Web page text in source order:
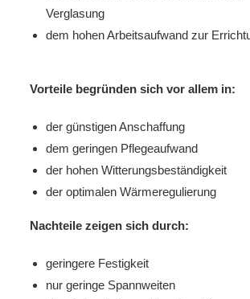
Verglasung
dem hohen Arbeitsaufwand zur
Vorteile begründen sich vor allem in:
der günstigen Anschaffung
dem geringen Pflegeaufwand
der hohen Witterungsbeständigkeit
der optimalen Wärmeregulierung
Nachteile zeigen sich durch:
geringere Festigkeit
nur geringe Spannweiten